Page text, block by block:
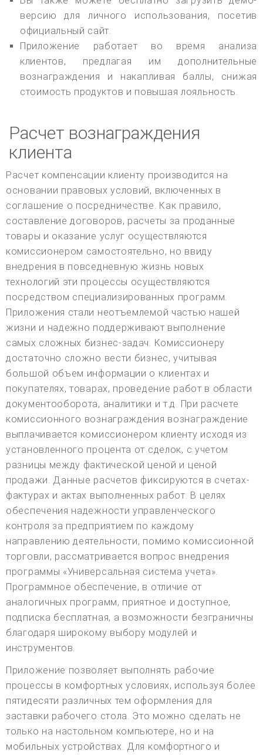
версию для личного использования, посетив
официальный сайт.
Приложение работает во время анализа
клиентов, предлагая им дополнительные
вознаграждения и накапливая баллы, снижая
стоимость продуктов и повышая лояльность.
Расчет вознаграждения
клиента
Расчет компенсации клиенту производится на
основании правовых условий, включенных в
соглашение о посредничестве. Как правило,
составление договоров, расчеты за проданные
товары и оказание услуг осуществляются
комиссионером самостоятельно, но ввиду
внедрения в повседневную жизнь новых
технологий эти процессы осуществляются
посредством специализированных программ.
Приложения стали неотъемлемой частью нашей
жизни и надежно поддерживают выполнение
самых сложных бизнес-задач. Комиссионеру
достаточно сложно вести бизнес, учитывая
большой объем информации о клиентах и
покупателях, товарах, проведение работ в области
документооборота, аналитики и т.д. При расчете
комиссионного вознаграждения вознаграждение
выплачивается комиссионером клиенту исходя из
установленного процента от сделок, с учетом
разницы между фактической ценой и ценой
продажи. Данные расчетов фиксируются в счетах-
фактурах и актах выполненных работ. В целях
обеспечения надежности управленческого
контроля за предприятием по каждому
направлению деятельности, помимо комиссионной
торговли, рассматривается вопрос внедрения
программы «Универсальная система учета».
Программное обеспечение, в отличие от
аналогичных программ, приятное и доступное,
подписка бесплатная, а возможности безграничны
благодаря широкому выбору модулей и
инструментов.
Приложение позволяет выполнять рабочие
процессы в комфортных условиях, используя более
пятидесяти различных тем оформления для
заставки рабочего стола. Это можно сделать не
только на настольном компьютере, но и на
мобильных устройствах. Для комфортного и